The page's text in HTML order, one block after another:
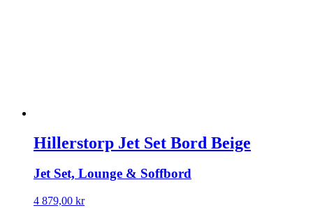
Hillerstorp Jet Set Bord Beige
Jet Set, Lounge & Soffbord
4 879,00 kr